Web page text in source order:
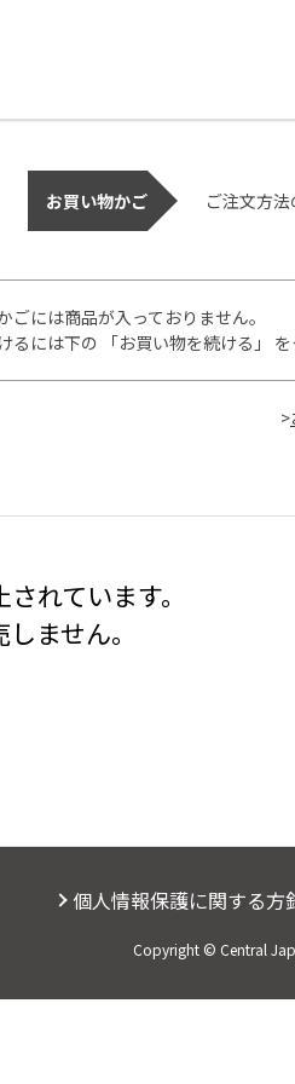
お買い物かご ご注文方
ごには商品が入っておりません。
るには下の 「お買い物を続ける」 を
>
れています。
ません。
個人情報保護に関する方
Copyright © Central